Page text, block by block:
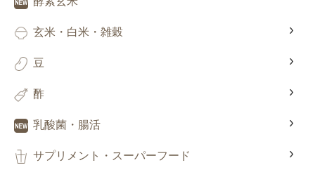
玄米・白米・雑穀
豆
酢
乳酸菌・腸活
サプリメント・スーパーフード